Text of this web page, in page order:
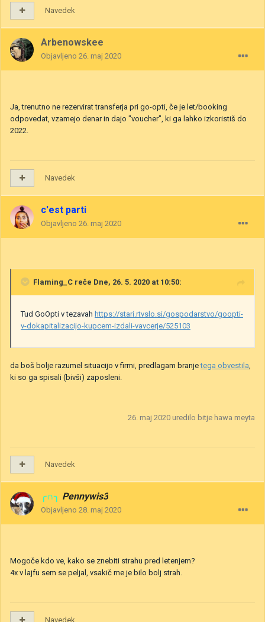
Navedek
Arbenowskee
Objavljeno 26. maj 2020
Ja, trenutno ne rezervirat transferja pri go-opti, če je let/booking
odpovedat, vzamejo denar in dajo "voucher", ki ga lahko izkoristiš do
2022.
Navedek
c'est parti
Objavljeno 26. maj 2020
Flaming_C reče Dne, 26. 5. 2020 at 10:50:
Tud GoOpti v tezavah https://stari.rtvslo.si/gospodarstvo/goopti-
v-dokapitalizacijo-kupcem-izdali-vavcerje/525103
da boš bolje razumel situacijo v firmi, predlagam branjetega obvestila,
ki so ga spisali (bivši) zaposleni.
26. maj 2020 uredilo bitje hawa meyta
Navedek
╭∩╮ Pennywis3
Objavljeno 28. maj 2020
Mogoče kdo ve, kako se znebiti strahu pred letenjem?
4x v lajfu sem se peljal, vsakič me je bilo bolj strah.
Navedek